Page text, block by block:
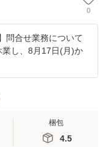
0
問合せ業務について
し、8月17日(月)か
梱包
4.5